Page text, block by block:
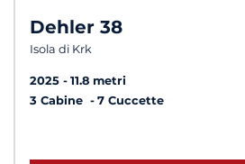
Dehler 38
Isola di Krk
2025
11.8 metri
3 Cabine
7 Cuccette